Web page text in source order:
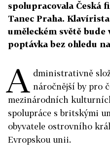
spolupracovala Česká
Tanec Praha.
uměleckém světě
poptávka bez ohledu
A dministrativně
náročnější by pro
mezinárodních
spolupráce s britskými
obyvatele ostrovního
Evropskou unii.